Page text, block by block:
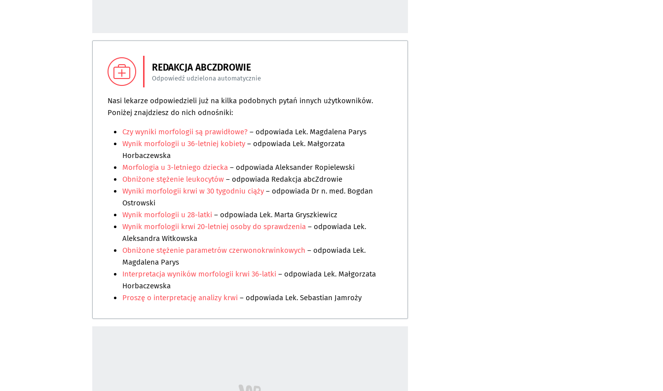
REDAKCJA ABCZDROWIE
Odpowiedź udzielona automatycznie
Nasi lekarze odpowiedzieli już na kilka podobnych pytań innych użytkowników.
Poniżej znajdziesz do nich odnośniki:
Czy wyniki morfologii są prawidłowe?– odpowiada Lek. Magdalena Parys
Wynik morfologii u 36-letniej kobiety– odpowiada Lek. Małgorzata
Horbaczewska
Morfologia u 3-letniego dziecka– odpowiadaAleksander Ropielewski
Obniżone stężenie leukocytów– odpowiada Redakcja abcZdrowie
Wyniki morfologii krwi w 30 tygodniu ciąży– odpowiada Dr n. med. Bogdan
Ostrowski
Wynik morfologii u 28-latki – odpowiada Lek. Marta Gryszkiewicz
Wynik morfologii krwi 20-letniej osoby do sprawdzenia– odpowiada Lek.
Aleksandra Witkowska
Obniżone stężenie parametrów czerwonokrwinkowych – odpowiada Lek.
Magdalena Parys
Interpretacja wyników morfologii krwi 36-latki – odpowiada Lek. Małgorzata
Horbaczewska
Proszę o interpretację analizy krwi – odpowiada Lek. Sebastian Jamroży